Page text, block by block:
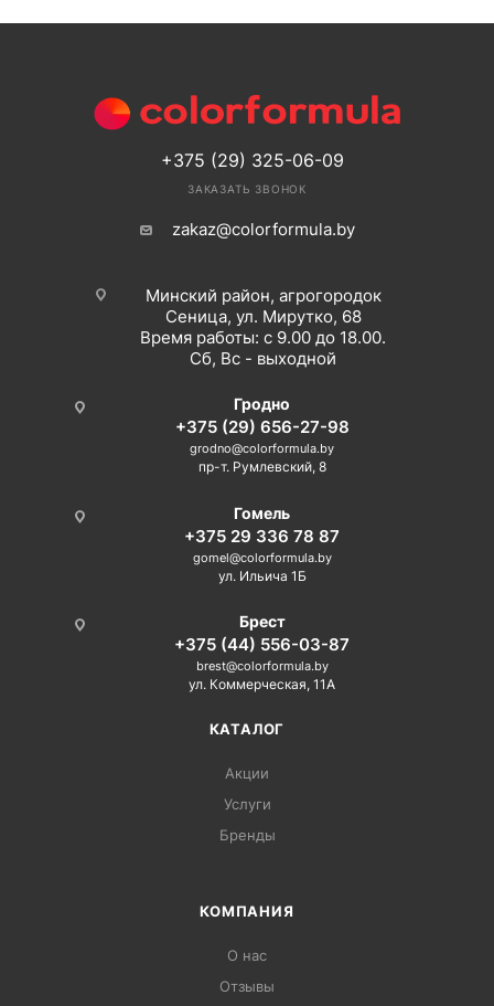
+375 (29) 325-06-09
ЗАКАЗАТЬ ЗВОНОК
zakaz@colorformula.by
Минский район, агрогородок
Сеница, ул. Мирутко, 68
Время работы: с 9.00 до 18.00.
Сб, Вс - выходной
Гродно
+375 (29) 656-27-98
grodno@colorformula.by
пр-т. Румлевский, 8
Гомель
+375 29 336 78 87
gomel@colorformula.by
ул. Ильича 1Б
Брест
+375 (44) 556-03-87
brest@colorformula.by
ул. Коммерческая, 11А
КАТАЛОГ
Акции
Услуги
Бренды
КОМПАНИЯ
О нас
Отзывы